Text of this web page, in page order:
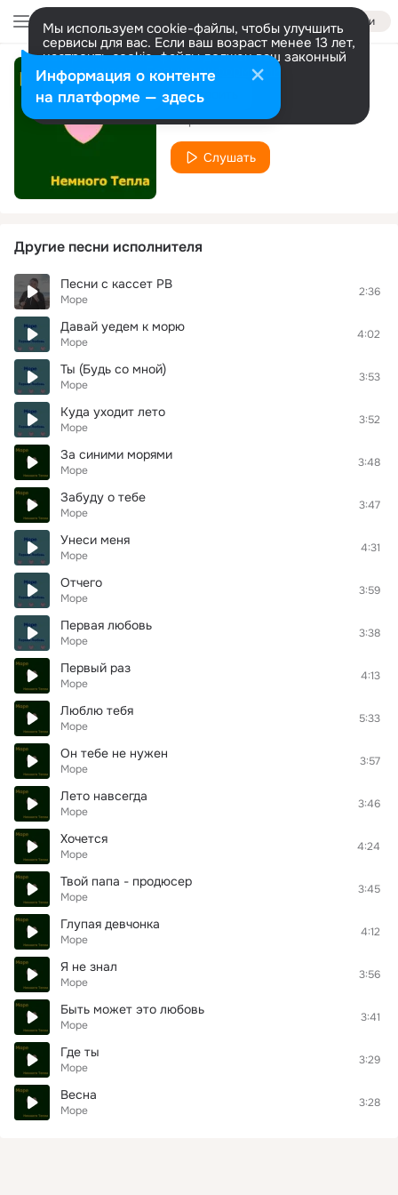
Войти
Мы используем cookie-файлы, чтобы улучшить
сервисы для вас. Если ваш возраст менее 13 лет,
настроить cookie-файлы должен ваш законный
представитель. Больше информации
Разрешить все Настроить
Ты далеко
Море
Слушать
Другие песни исполнителя
Песни с кассет РВ
Море
2:36
Давай уедем к морю
Море
4:02
Ты (Будь со мной)
Море
3:53
Куда уходит лето
Море
3:52
За синими морями
Море
3:48
Забуду о тебе
Море
3:47
Унеси меня
Море
4:31
Отчего
Море
3:59
Первая любовь
Море
3:38
Первый раз
Море
4:13
Люблю тебя
Море
5:33
Он тебе не нужен
Море
3:57
Лето навсегда
Море
3:46
Хочется
Море
4:24
Твой папа - продюсер
Море
3:45
Глупая девчонка
Море
4:12
Я не знал
Море
3:56
Быть может это любовь
Море
3:41
Где ты
Море
3:29
Весна
Море
3:28
Информация о контенте
на платформе — здесь